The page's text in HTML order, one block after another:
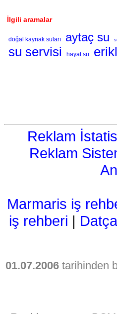
İlgili aramalar
doğal kaynak suları aytaç su
su servisi hayat su
Reklam
Reklam
Marmaris iş
iş rehberi |
01.07.2006 tarihinden